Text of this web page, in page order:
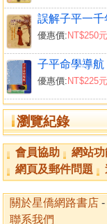
誤解子平一千
優惠價: NT$250元
子平命學導航
優惠價: NT$225元
瀏覽紀錄
用神純雜的看法
格局高低的看法
下冊目錄
第二四章 大運與流
大運推論法
流年推論法
第二五章 人命與六
六親看法議論
六親看法綜合整理
女命看法議論
會員協助 網站功
網頁及郵件問題
關於星僑網路書店 -
聯系我們